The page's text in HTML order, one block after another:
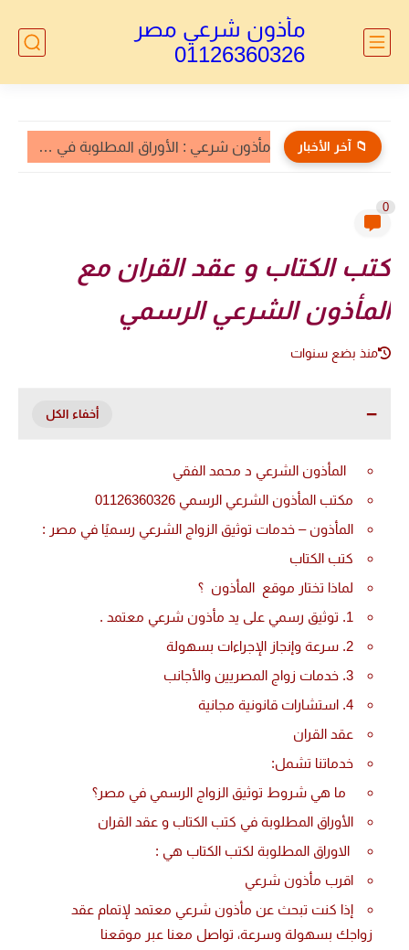
مأذون شرعي مصر
01126360326
📁 آخر الأخبار مأذون الأجانب : توكيل خاص بالطلاق للاجانب
0
كتب الكتاب و عقد القران مع
المأذون الشرعي الرسمي
منذ بضع سنوات
المأذون الشرعي د محمد الفقي
مكتب المأذون الشرعي الرسمي 01126360326
المأذون – خدمات توثيق الزواج الشرعي رسميًا في مصر :
كتب الكتاب
لماذا تختار موقع المأذون ؟
1. توثيق رسمي على يد مأذون شرعي معتمد .
2. سرعة وإنجاز الإجراءات بسهولة
3. خدمات زواج المصريين والأجانب
4. استشارات قانونية مجانية
عقد القران
خدماتنا تشمل:
ما هي شروط توثيق الزواج الرسمي في مصر؟
الأوراق المطلوبة في كتب الكتاب و عقد القران
الاوراق المطلوبة لكتب الكتاب هي :
اقرب مأذون شرعي
إذا كنت تبحث عن مأذون شرعي معتمد لإتمام عقد
زواجك بسهولة وسرعة، تواصل معنا عبر موقعنا